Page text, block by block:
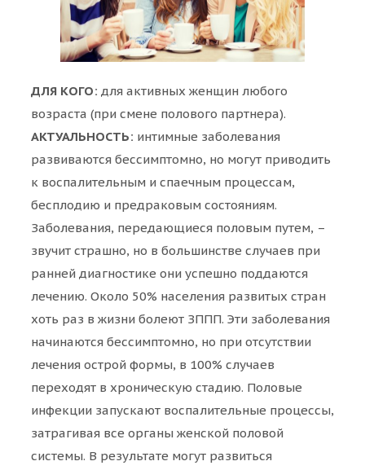
ДЛЯ КОГО: для активных женщин любого
возраста (при смене полового партнера).
АКТУАЛЬНОСТЬ: интимные заболевания
развиваются бессимптомно, но могут приводить
к воспалительным и спаечным процессам,
бесплодию и предраковым состояниям.
Заболевания, передающиеся половым путем, –
звучит страшно, но в большинстве случаев при
ранней диагностике они успешно поддаются
лечению. Около 50% населения развитых стран
хоть раз в жизни болеют ЗППП. Эти заболевания
начинаются бессимптомно, но при отсутствии
лечения острой формы, в 100% случаев
переходят в хроническую стадию. Половые
инфекции запускают воспалительные процессы,
затрагивая все органы женской половой
системы. В результате могут развиться